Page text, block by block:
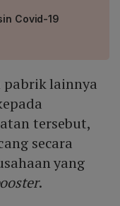
Covid-19
pabrik lainnya
tersebut,
secara
yang
.